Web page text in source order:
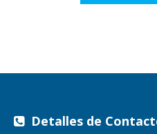
Detalles de